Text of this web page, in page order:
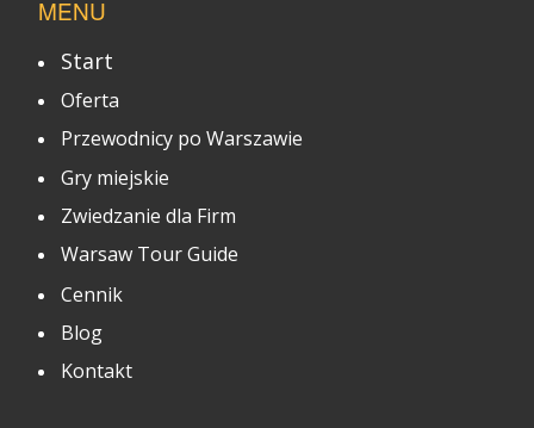
MENU
Start
Oferta
Przewodnicy po Warszawie
Gry miejskie
Zwiedzanie dla Firm
Warsaw Tour Guide
Cennik
Blog
Kontakt